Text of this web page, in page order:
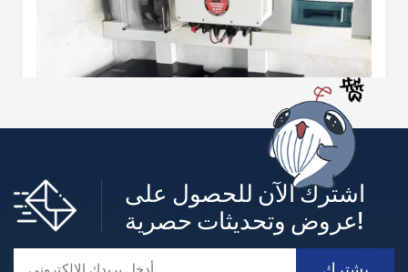
أنظمة تخزين الطاقة السكنية ذات الجهد المنخفض
ام بطاريات الليثيوم في المنازل.اجعل منزلك صديقًا للبيئة مع بطا
اشترك الآن للحصول على
عروض وتحديثات حصرية!